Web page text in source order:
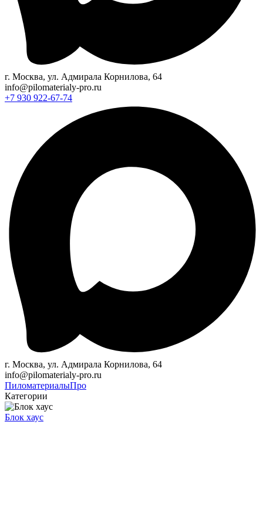
г. Москва, ул. Адмирала Корнилова, 64
info@pilomaterialy-pro.ru
+7 930 922-67-74
г. Москва, ул. Адмирала Корнилова, 64
info@pilomaterialy-pro.ru
ПиломатериалыПро
Категории
Блок хаус